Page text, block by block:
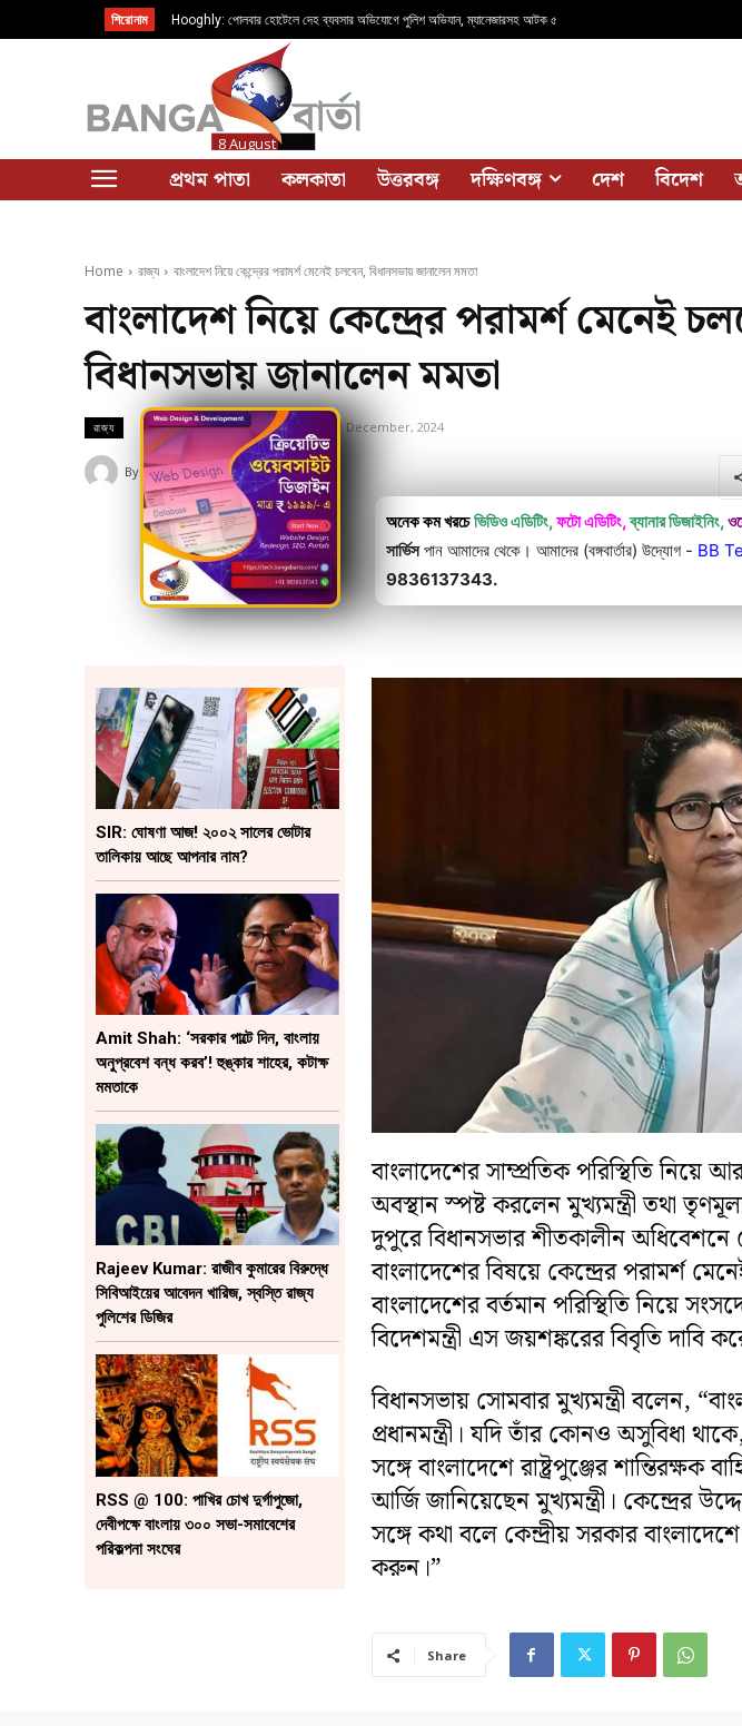
শিরোনাম Hooghly: পোলবার হোটেলে দেহ ব্যবসার অভিযোগে পুলিশ অভিযান, ম্যানেজারসহ আটক ৫
8 August
প্রথম পাতা কলকাতা উত্তরবঙ্গ দক্ষিণবঙ্গ দেশ বিদেশ
Home রাজ্য বাংলাদেশ নিয়ে কেন্দ্রের পরামর্শ মেনেই চলবেন, বিধানসভায় জানালেন মমতা
বাংলাদেশ নিয়ে কেন্দ্রের পরামর্শ মেনেই
বিধানসভায় জানালেন মমতা
রাজ্য 2 December, 2024 Updated: 2 December, 2024
By Banga Barta
অনেক কম খরচে ভিডিও এডিটিং,ফটো এডিটিং,ব্যানার ডিজাইনিং,
সার্ভিসপান আমাদের থেকে। আমাদের (বঙ্গবার্তার) উদ্যোগ - BB
9836137343.
SIR: ঘোষণা আজ! ২০০২ সালের ভোটার
তালিকায় আছে আপনার নাম?
Amit Shah: ‘সরকার পাল্টে দিন, বাংলায়
অনুপ্রবেশ বন্ধ করব’! হুঙ্কার শাহের, কটাক্ষ
মমতাকে
Rajeev Kumar: রাজীব কুমারের বিরুদ্ধে
সিবিআইয়ের আবেদন খারিজ, স্বস্তি রাজ্য
পুলিশের ডিজির
RSS @ 100: পাখির চোখ দুর্গাপুজো,
দেবীপক্ষে বাংলায় ৩০০ সভা-সমাবেশের
পরিকল্পনা সংঘের
বাংলাদেশের সাম্প্রতিক পরিস্থিতি
অবস্থান স্পষ্ট করলেন মুখ্যমন্ত্রী তথা
দুপুরে বিধানসভার শীতকালীন অধিবেশনে
বাংলাদেশের বিষয়ে কেন্দ্রের পরামর্শ
বাংলাদেশের বর্তমান পরিস্থিতি নিয়ে সংসদে
বিদেশমন্ত্রী এস জয়শঙ্করের বিবৃতি দাবি
বিধানসভায় সোমবার মুখ্যমন্ত্রী বলেন,
প্রধানমন্ত্রী। যদি তাঁর কোনও অসুবিধা
সঙ্গে বাংলাদেশে রাষ্ট্রপুঞ্জের শান্তিরক্ষক
আর্জি জানিয়েছেন মুখ্যমন্ত্রী। কেন্দ্রের
সঙ্গে কথা বলে কেন্দ্রীয় সরকার বাংলাদেশে
করুন।”
Share